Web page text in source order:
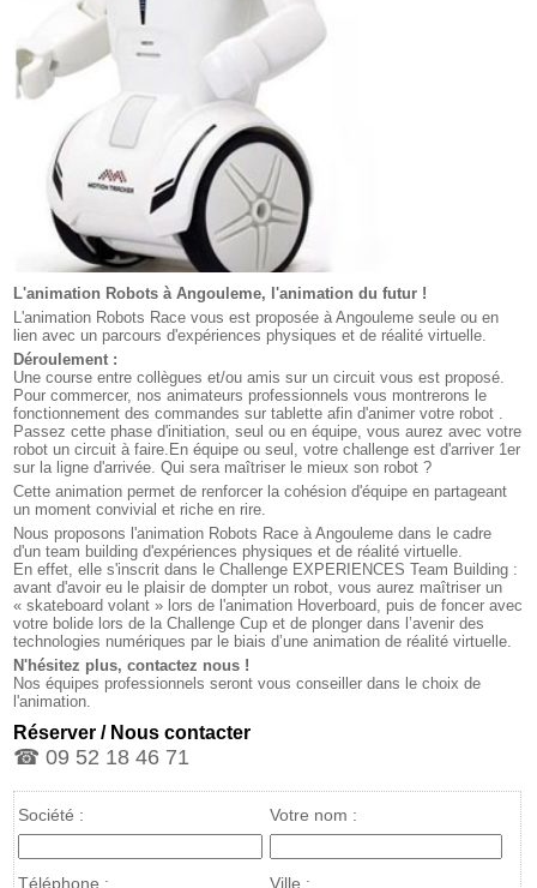
L'animation Robots à Angouleme, l'animation du futur !
L'animation Robots Race vous est proposée à Angouleme seule ou en
lien avec un parcours d'expériences physiques et de réalité virtuelle.
Déroulement :
Une course entre collègues et/ou amis sur un circuit vous est proposé.
Pour commercer, nos animateurs professionnels vous montrerons le
fonctionnement des commandes sur tablette afin d'animer votre robot .
Passez cette phase d'initiation, seul ou en équipe, vous aurez avec votre
robot un circuit à faire.En équipe ou seul, votre challenge est d'arriver 1er
sur la ligne d'arrivée. Qui sera maîtriser le mieux son robot ?
Cette animation permet de renforcer la cohésion d'équipe en partageant
un moment convivial et riche en rire.
Nous proposons l'animation Robots Race à Angouleme dans le cadre
d'un team building d'expériences physiques et de réalité virtuelle.
En effet, elle s'inscrit dans le Challenge EXPERIENCES Team Building :
avant d'avoir eu le plaisir de dompter un robot, vous aurez maîtriser un
« skateboard volant » lors de l'animation Hoverboard, puis de foncer avec
votre bolide lors de la Challenge Cup et de plonger dans l’avenir des
technologies numériques par le biais d’une animation de réalité virtuelle.
N'hésitez plus, contactez nous !
Nos équipes professionnels seront vous conseiller dans le choix de
l'animation.
Réserver / Nous contacter
☎ 09 52 18 46 71
Société : Votre nom :
Téléphone : Ville :